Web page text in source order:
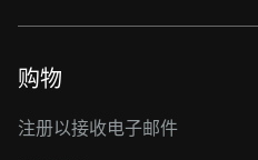
购物
注册以接收电子邮件